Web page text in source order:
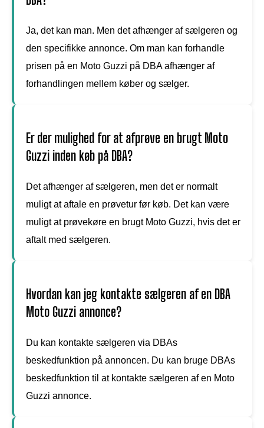
Ja, det kan man. Men det afhænger af sælgeren og
den specifikke annonce. Om man kan forhandle
prisen på en Moto Guzzi på DBA afhænger af
forhandlingen mellem køber og sælger.
Er der mulighed for at afprøve en brugt Moto
Guzzi inden køb på DBA?
Det afhænger af sælgeren, men det er normalt
muligt at aftale en prøvetur før køb. Det kan være
muligt at prøvekøre en brugt Moto Guzzi, hvis det er
aftalt med sælgeren.
Hvordan kan jeg kontakte sælgeren af en DBA
Moto Guzzi annonce?
Du kan kontakte sælgeren via DBAs
beskedfunktion på annoncen. Du kan bruge DBAs
beskedfunktion til at kontakte sælgeren af en Moto
Guzzi annonce.